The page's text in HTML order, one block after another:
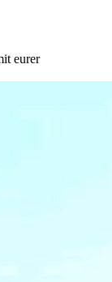
eurer